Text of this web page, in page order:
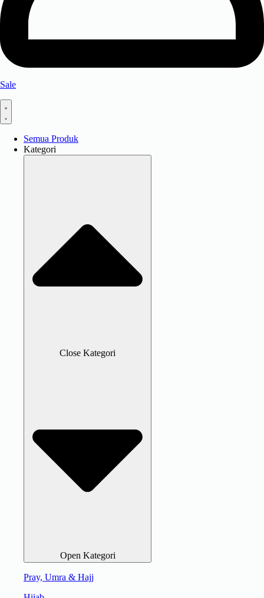
Sale
Semua Produk
Kategori
Close Kategori
Open Kategori
Pray, Umra & Hajj